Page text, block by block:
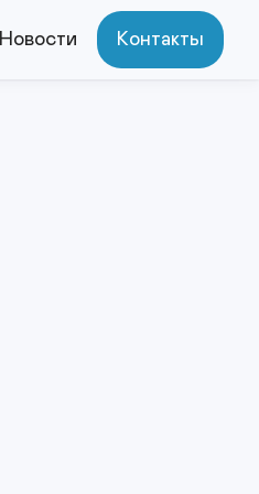
Новости Контакты